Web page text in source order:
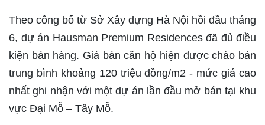
Theo công bố từ Sở Xây dựng Hà Nội hồi đầu tháng
6, dự án Hausman Premium Residences đã đủ điều
kiện bán hàng. Giá bán căn hộ hiện được chào bán
trung bình khoảng 120 triệu đồng/m2 - mức giá cao
nhất ghi nhận với một dự án lần đầu mở bán tại khu
vực Đại Mỗ – Tây Mỗ.